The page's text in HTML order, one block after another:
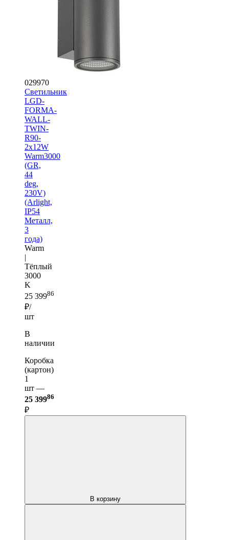
029970
Светильник
LGD-
FORMA-
WALL-
TWIN-
R90-
2x12W
Warm3000
(GR,
44
deg,
230V)
(Arlight,
IP54
Металл,
3
года)
Warm
|
Тёплый
3000
K
25 39986
₽/
шт
В
наличии
Коробка
(картон)
1
шт —
25 39986
₽
В корзину